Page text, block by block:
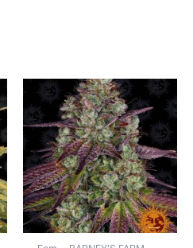
Tällä
on
Voit
tehdä